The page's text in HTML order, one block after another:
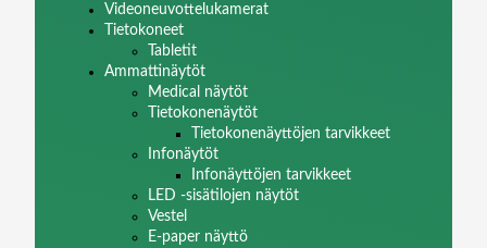
Videoneuvottelukamerat
Tietokoneet
Tabletit
Ammattinäytöt
Medical näytöt
Tietokonenäytöt
Tietokonenäyttöjen tarvikkeet
Infonäytöt
Infonäyttöjen tarvikkeet
LED -sisätilojen näytöt
Vestel
E-paper näyttö